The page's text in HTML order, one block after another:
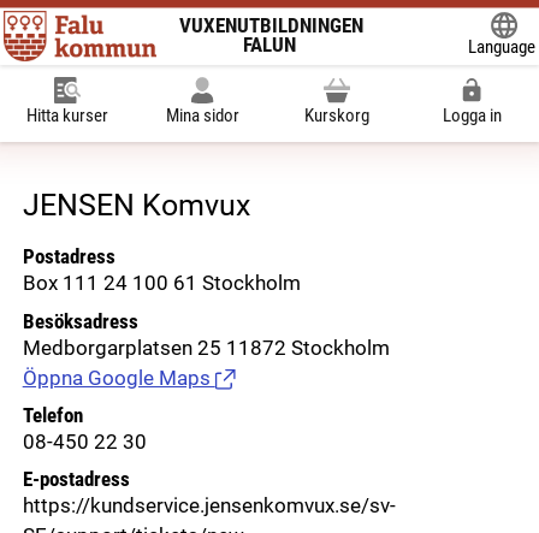
VUXENUTBILDNINGEN
FALUN
Language
Hitta kurser Mina sidor Kurskorg Logga in
JENSEN Komvux
Postadress
Box 111 24 100 61 Stockholm
Besöksadress
Medborgarplatsen 25 11872 Stockholm
Öppna Google Maps (Länk till extern sida.)
Telefon
08-450 22 30
E-postadress
https://kundservice.jensenkomvux.se/sv-